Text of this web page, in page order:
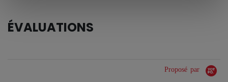
ÉVALUATIONS
Proposé par